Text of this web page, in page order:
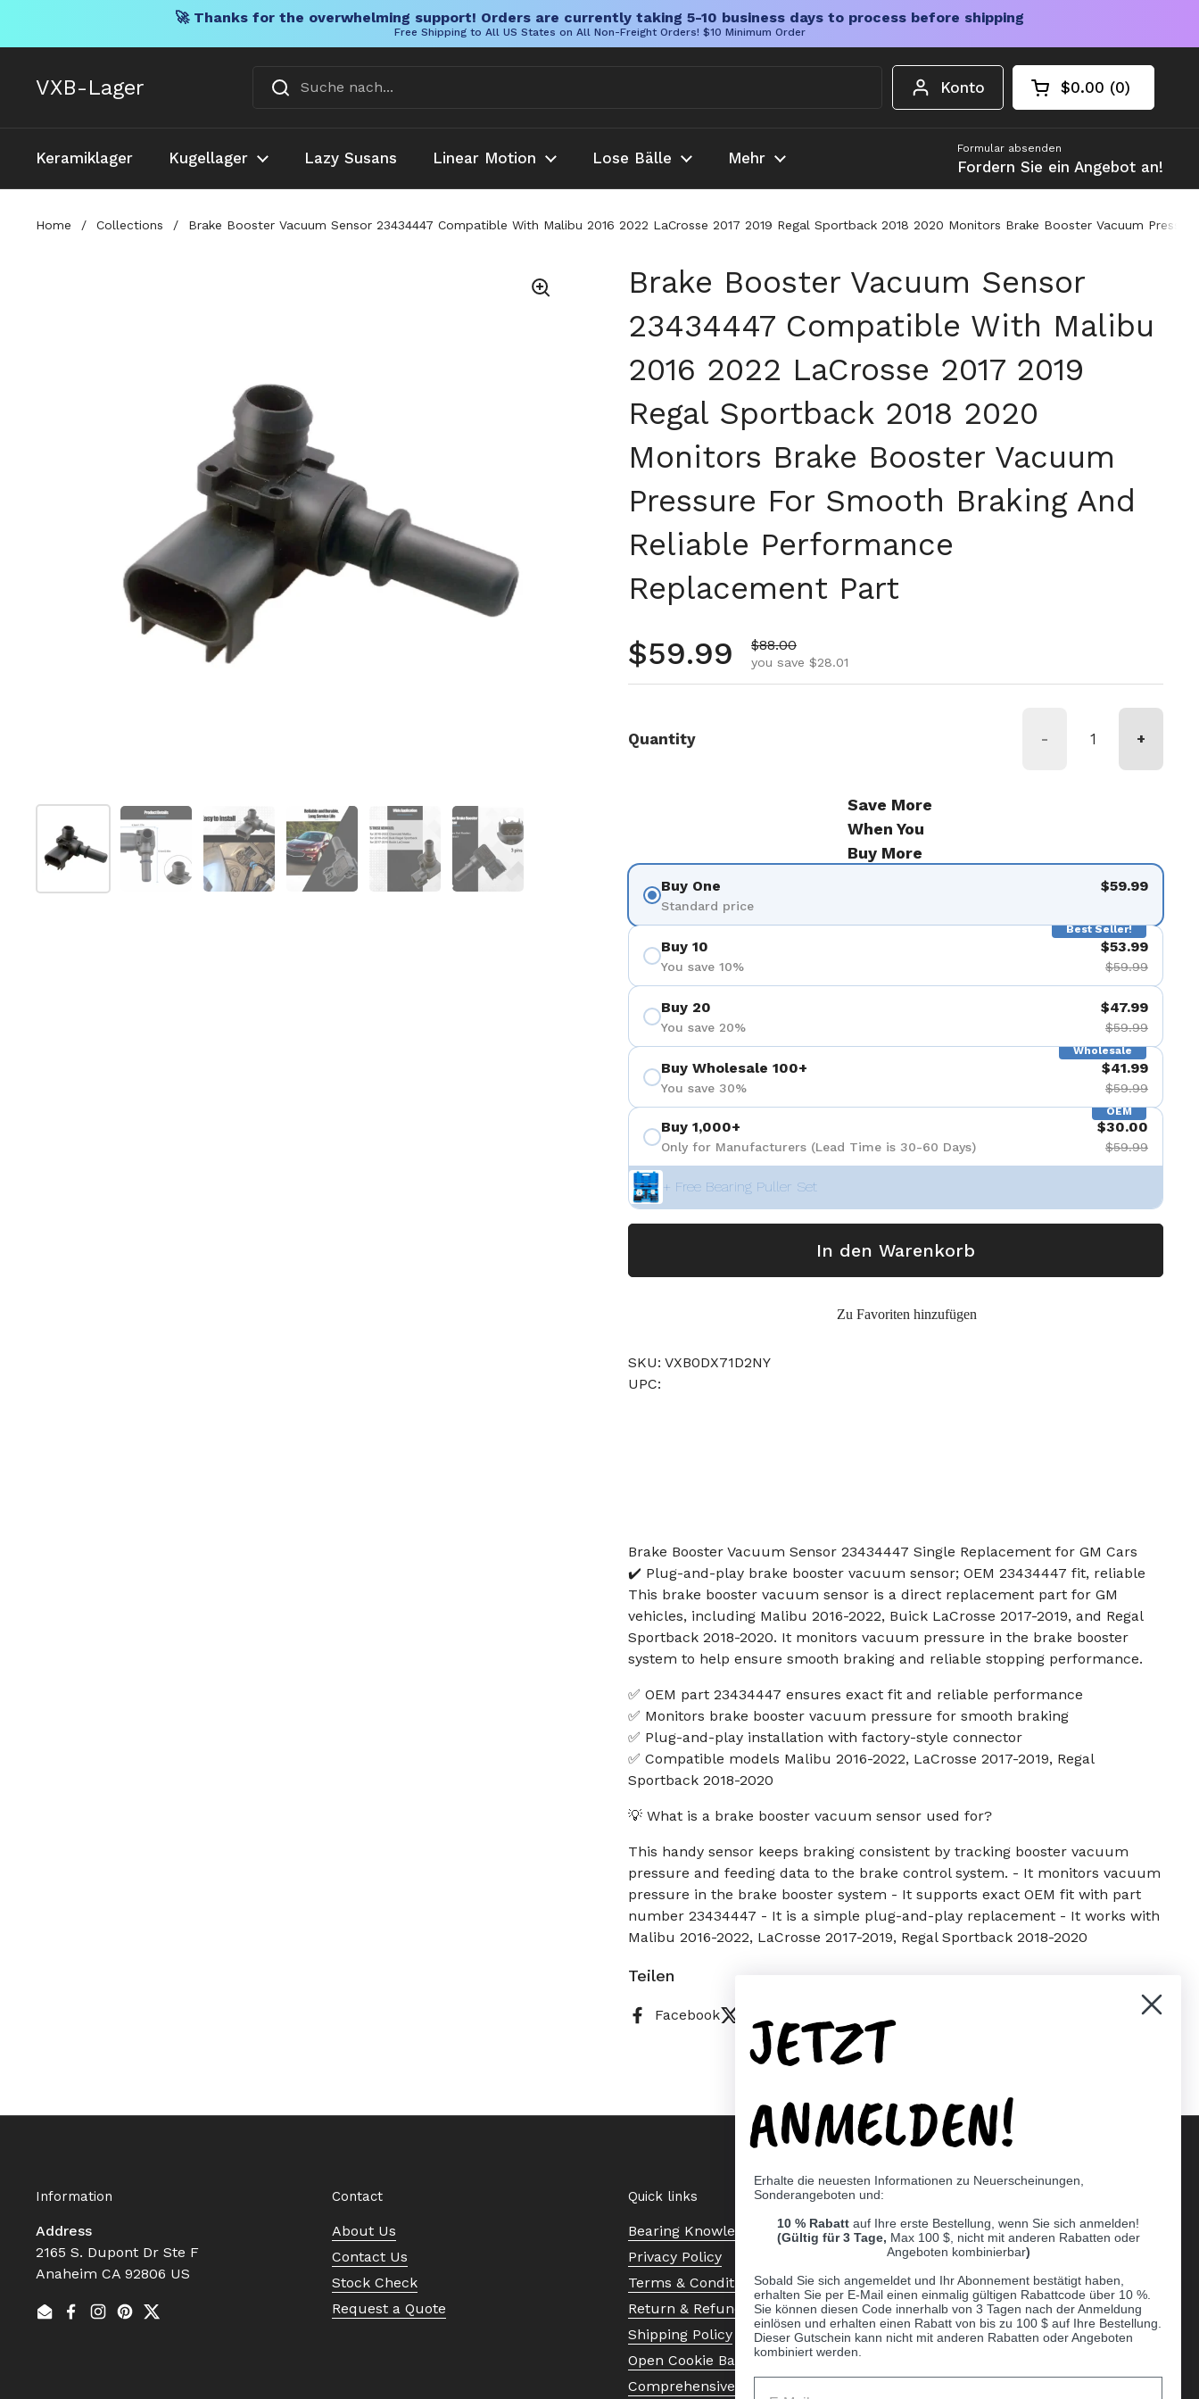
🚀 Thanks for the overwhelming support! Orders are currently taking 5-10 business days to process before shipping
Free Shipping to All US States on All Non-Freight Orders! $10 Minimum Order
VXB-Lager Konto Warenkorb öffnen
Gesamtbetrag im
$0.00 0
Artikel in Ihrem
Keramiklager Kugellager Lazy Susans Linear Motion Lose Bälle Mehr
Formular absenden
Fordern Sie ein Angebot an!
Home / Collections / Brake Booster Vacuum Sensor 23434447 Compatible With Malibu 2016 2022 LaCrosse 2017 2019 Regal Sportback 2018 2020 Monitors Brake Booster Vacuum
Folie 1 anzeigenFolie 2 anzeigenFolie 3 anzeigenFolie 4 anzeigenFolie 5 anzeigenFolie 6 anzeigen
Brake Booster Vacuum Sensor
23434447 Compatible With Malibu
2016 2022 LaCrosse 2017 2019
Regal Sportback 2018 2020
Monitors Brake Booster Vacuum
Pressure For Smooth Braking And
Reliable Performance
Replacement Part
Regular price
$59.99 Sale price
$88.00
you save $28.01
Quantity - +
Save More
When You
Buy More
Buy One
Standard price
$59.99
Best Seller!
Buy 10
You save 10%
$53.99
$59.99
Buy 20
You save 20%
$47.99
$59.99
Wholesale
Buy Wholesale 100+
You save 30%
$41.99
$59.99
OEM
Buy 1,000+
Only for Manufacturers (Lead Time is 30-60 Days)
$30.00
$59.99
+ Free Bearing Puller Set
In den Warenkorb
Zu Favoriten hinzufügen
SKU: VXB0DX71D2NY
UPC:
Brake Booster Vacuum Sensor 23434447 Single Replacement for GM Cars
✔️ Plug-and-play brake booster vacuum sensor; OEM 23434447 fit, reliable
This brake booster vacuum sensor is a direct replacement part for GM
vehicles, including Malibu 2016-2022, Buick LaCrosse 2017-2019, and Regal
Sportback 2018-2020. It monitors vacuum pressure in the brake booster
system to help ensure smooth braking and reliable stopping performance.
✅ OEM part 23434447 ensures exact fit and reliable performance
✅ Monitors brake booster vacuum pressure for smooth braking
✅ Plug-and-play installation with factory-style connector
✅ Compatible models Malibu 2016-2022, LaCrosse 2017-2019, Regal
Sportback 2018-2020
💡 What is a brake booster vacuum sensor used for?
This handy sensor keeps braking consistent by tracking booster vacuum
pressure and feeding data to the brake control system. - It monitors vacuum
pressure in the brake booster system - It supports exact OEM fit with part
number 23434447 - It is a simple plug-and-play replacement - It works with
Malibu 2016-2022, LaCrosse 2017-2019, Regal Sportback 2018-2020
Teilen
Facebook
Information
Address
2165 S. Dupont Dr Ste F
Anaheim CA 92806 US
EmailFacebook
Instagram
Pinterest
Twitter
Contact
About Us
Contact Us
Stock Check
Request a Quote
Quick links
Bearing Knowledge Center
Privacy Policy
Terms & Conditions
Return & Refund Policy
Shipping Policy
Open Cookie Banner
Comprehensive Guide to Ball
JETZT
ANMELDEN!
Erhalte die neuesten Informationen zu Neuerscheinungen,
Sonderangeboten und:
10 % Rabatt auf Ihre erste Bestellung, wenn Sie sich anmelden!
(Gültig für 3 Tage, Max 100 $, nicht mit anderen Rabatten oder
Angeboten kombinierbar)
Sobald Sie sich angemeldet und Ihr Abonnement bestätigt haben,
erhalten Sie per E-Mail einen einmalig gültigen Rabattcode über 10 %.
Sie können diesen Code innerhalb von 3 Tagen nach der Anmeldung
einlösen und erhalten einen Rabatt von bis zu 100 $ auf Ihre Bestellung.
Dieser Gutschein kann nicht mit anderen Rabatten oder Angeboten
kombiniert werden.